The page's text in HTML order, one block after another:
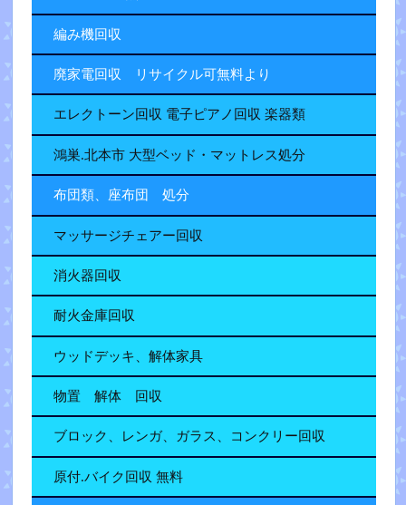
編み機回収
廃家電回収 リサイクル可無料より
エレクトーン回収 電子ピアノ回収 楽器類
鴻巣.北本市 大型ベッド・マットレス処分
布団類、座布団 処分
マッサージチェアー回収
消火器回収
耐火金庫回収
ウッドデッキ、解体家具
物置 解体 回収
ブロック、レンガ、ガラス、コンクリー回収
原付.バイク回収 無料